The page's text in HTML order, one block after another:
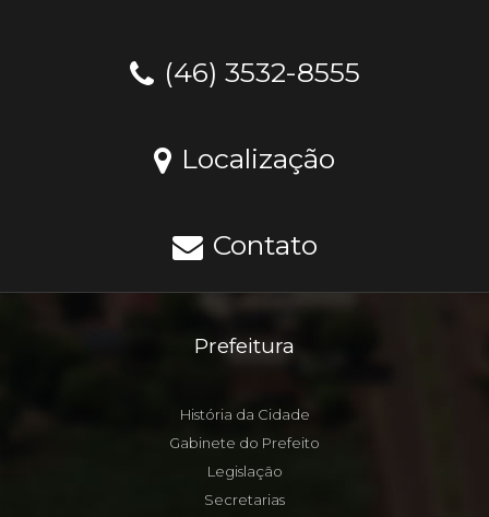
(46) 3532-8555
Localização
Contato
Prefeitura
História da Cidade
Gabinete do Prefeito
Legislação
Secretarias